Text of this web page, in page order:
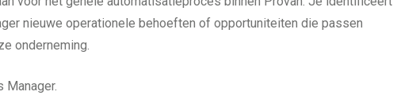
nieuwe operationele behoeften of opportuniteiten die passen
onderneming.
Manager.